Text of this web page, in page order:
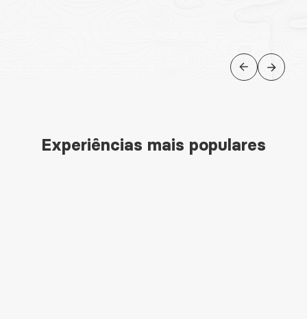
Experiências mais populares